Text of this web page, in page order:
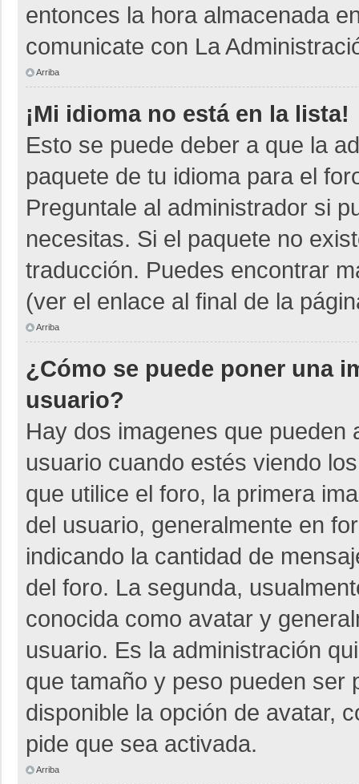
entonces la hora almacenada
comunicate con La
Arriba
¡Mi idioma no está en la lista!
Esto se puede deber a que la
paquete de tu idioma para el
Preguntale al administrador si
necesitas. Si el paquete no
traducción. Puedes encontrar
(ver el enlace al final de la
Arriba
¿Cómo se puede poner una
usuario?
Hay dos imagenes que
usuario cuando estés viendo
que utilice el foro, la primera
del usuario, generalmente en
indicando la cantidad de
del foro. La segunda,
conocida como avatar y
usuario. Es la administración
que tamaño y peso pueden ser
disponible la opción de avatar,
pide que sea activada.
Arriba